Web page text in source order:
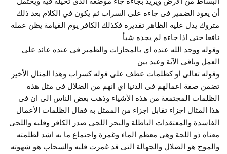
أن يعود الضمير فى جاءه على السراب ثم يكون في الكلام بعد ذلك
متروك يدل عليه الظاهر تقديره فكذلك الكافر يوم القيامة يظن عمله
نافعا حتى اذا جاءه لم يجده شيأ
وقوله ووجد الله عنده اي بالمجازات والظمير فى عنده عائد على
العمل وباقى الآية وعيد بين
وقوله تعالى او كظلمات عطف على قوله كسراب وهذا المثال الأخير
تضمن صفة اعمالهم فى الدنيا اي انهم من الضلال فى مثل هذه
الظلمات المجتمعة من هذه الأشياء وذهب بعض الناس الى ان فى
هذا المثال اجزاء تقابل اجزاء من الممثل به فقال الظلمات الأعمال
الفاسدة والمعتقدات الباطلة والبحر اللجى صدر الكافر وقلبه واللجى
معناه ذو اللجة وهى معظم الماء وغمرة واجتماع ما به اشد لظلمته
والموج هو الضلال والجهالة التى قد غمرت قلبه والسحاب هو شهوته